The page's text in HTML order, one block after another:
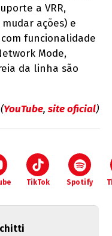
a VRR,
ações) e
funcionalidade
Mode,
da linha são
YouTube, site oficial)
TikTok Spotify